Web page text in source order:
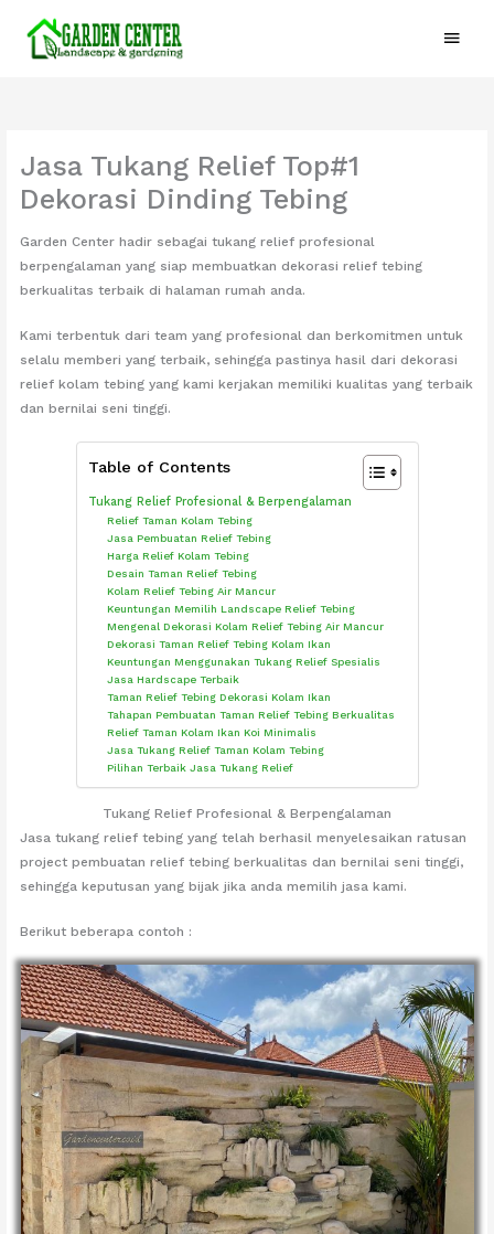
konten
Menu
Jasa Tukang Relief Top#1
Dekorasi Dinding Tebing
Garden Center hadir sebagai tukang relief profesional
berpengalaman yang siap membuatkan dekorasi relief tebing
berkualitas terbaik di halaman rumah anda.
Kami terbentuk dari team yang profesional dan berkomitmen untuk
selalu memberi yang terbaik, sehingga pastinya hasil dari dekorasi
relief kolam tebing yang kami kerjakan memiliki kualitas yang terbaik
dan bernilai seni tinggi.
Table of Contents
Tukang Relief Profesional & Berpengalaman
Relief Taman Kolam Tebing
Jasa Pembuatan Relief Tebing
Harga Relief Kolam Tebing
Desain Taman Relief Tebing
Kolam Relief Tebing Air Mancur
Keuntungan Memilih Landscape Relief Tebing
Mengenal Dekorasi Kolam Relief Tebing Air Mancur
Dekorasi Taman Relief Tebing Kolam Ikan
Keuntungan Menggunakan Tukang Relief Spesialis
Jasa Hardscape Terbaik
Taman Relief Tebing Dekorasi Kolam Ikan
Tahapan Pembuatan Taman Relief Tebing Berkualitas
Relief Taman Kolam Ikan Koi Minimalis
Jasa Tukang Relief Taman Kolam Tebing
Pilihan Terbaik Jasa Tukang Relief
Tukang Relief Profesional & Berpengalaman
Jasa tukang relief tebing yang telah berhasil menyelesaikan ratusan
project pembuatan relief tebing berkualitas dan bernilai seni tinggi,
sehingga keputusan yang bijak jika anda memilih jasa kami.
Berikut beberapa contoh :